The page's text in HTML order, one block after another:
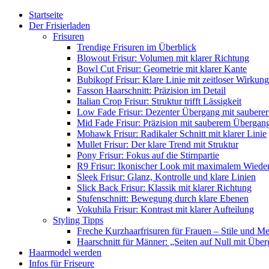
Startseite
Der Frisierladen
Frisuren
Trendige Frisuren im Überblick
Blowout Frisur: Volumen mit klarer Richtung
Bowl Cut Frisur: Geometrie mit klarer Kante
Bubikopf Frisur: Klare Linie mit zeitloser Wirkung
Fasson Haarschnitt: Präzision im Detail
Italian Crop Frisur: Struktur trifft Lässigkeit
Low Fade Frisur: Dezenter Übergang mit
Mid Fade Frisur: Präzision mit sauberem
Mohawk Frisur: Radikaler Schnitt mit klarer Linie
Mullet Frisur: Der klare Trend mit Struktur
Pony Frisur: Fokus auf die Stirnpartie
R9 Frisur: Ikonischer Look mit maximalem
Sleek Frisur: Glanz, Kontrolle und klare Linien
Slick Back Frisur: Klassik mit klarer Richtung
Stufenschnitt: Bewegung durch klare Ebenen
Vokuhila Frisur: Kontrast mit klarer Aufteilung
Styling Tipps
Freche Kurzhaarfrisuren für Frauen – Stile und
Haarschnitt für Männer: „Seiten auf Null mit
Haarmodel werden
Infos für Friseure